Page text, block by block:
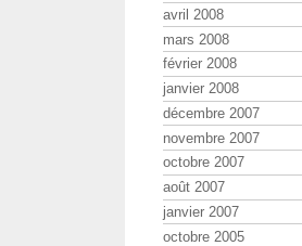
avril 2008
mars 2008
février 2008
janvier 2008
décembre 2007
novembre 2007
octobre 2007
août 2007
janvier 2007
octobre 2005